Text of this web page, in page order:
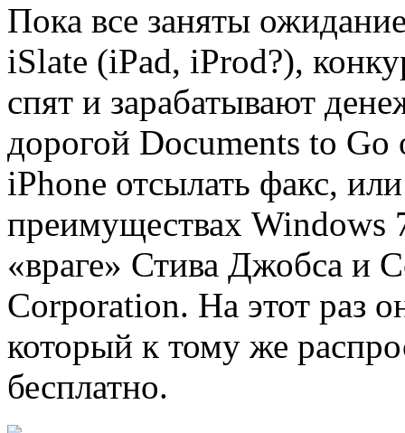
Пока все заняты
iSlate (iPad, iProd?),
спят и зарабатывают
дорогой Documents to Go
iPhone отсылать факс,
преимуществах Windows
«враге» Стива Джобса и
Corporation. На этот раз
который к тому же
бесплатно.